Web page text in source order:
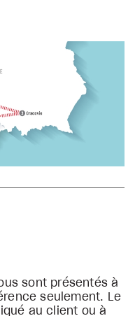
sont présentés à
seulement. Le
au client ou à